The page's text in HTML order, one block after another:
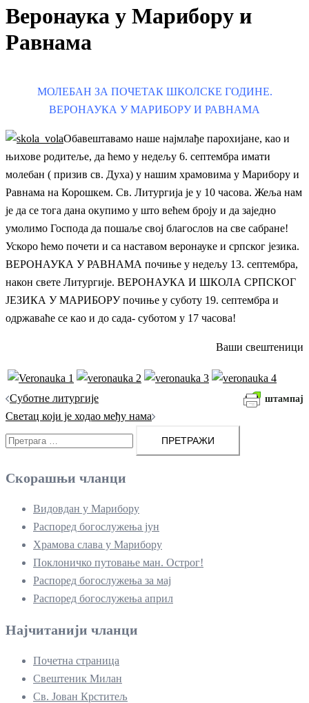
Веронаука у Марибору и
Равнама
МОЛЕБАН ЗА ПОЧЕТАК ШКОЛСКЕ ГОДИНЕ.
ВЕРОНАУКА У МАРИБОРУ И РАВНАМА
Обавештавамо наше најмлађе парохијане, као и
њихове родитеље, да ћемо у недељу 6. септембра имати
молебан ( призив св. Духа) у нашим храмовима у Марибору и
Равнама на Корошкем. Св. Литургија је у 10 часова. Жеља нам
је да се тога дана окупимо у што већем броју и да заједно
умолимо Господа да пошаље свој благослов на све сабране!
Ускоро ћемо почети и са наставом веронауке и српског језика.
ВЕРОНАУКА У РАВНАМА почиње у недељу 13. септембра,
након свете Литургије. ВЕРОНАУКА И ШКОЛА СРПСКОГ
ЈЕЗИКА У МАРИБОРУ почиње у суботу 19. септембра и
одржаваће се као и до сада- суботом у 17 часова!
Ваши свештеници
штампај
Кретање
чланака
Суботне литургије
Светац који је ходао међу нама
Претрага
за:
Скорашњи чланци
Видовдан у Марибору
Распоред богослужења јун
Храмова слава у Марибору
Поклоничко путовање ман. Острог!
Распоред богослужења за мај
Распоред богослужења април
Најчитанији чланци
Почетна страница
Свештеник Милан
Св. Јован Крститељ